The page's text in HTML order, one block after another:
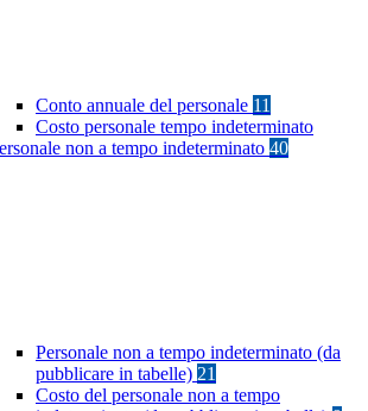
Conto annuale del personale 11
Costo personale tempo indeterminato
non a tempo indeterminato 40
Personale non a tempo indeterminato (da
pubblicare in tabelle) 21
Costo del personale non a tempo